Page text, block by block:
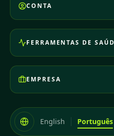
CONTA
FERRAMENTAS DE
EMPRESA
English Português